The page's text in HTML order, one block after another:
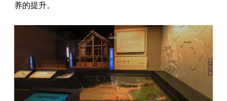
养的提升。